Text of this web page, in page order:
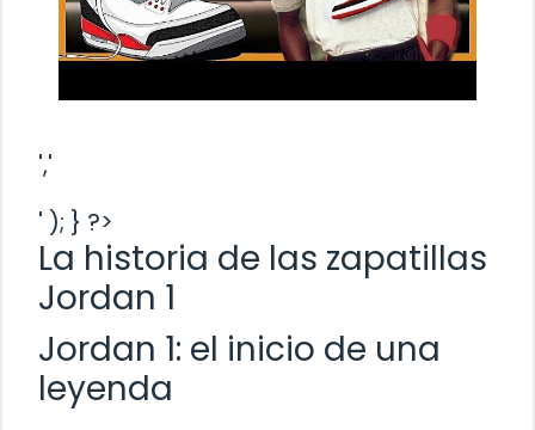
','
' ); } ?>
La historia de las zapatillas
Jordan 1
Jordan 1: el inicio de una
leyenda